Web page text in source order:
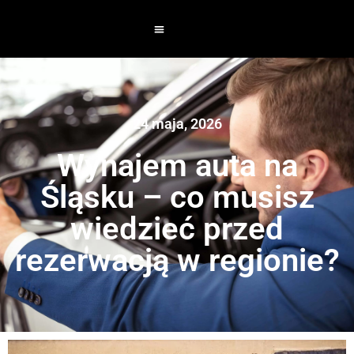
24 maja, 2026
Wynajem auta na
Śląsku – co musisz
wiedzieć przed
rezerwacją w regionie?